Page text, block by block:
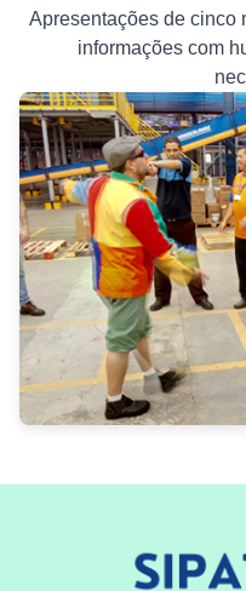
Apresentações de cinco
informações com